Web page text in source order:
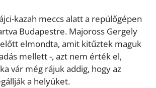
kazah meccs alatt a repülőgépen
Budapestre. Majoross Gergely
elmondta, amit kitűztek maguk
mellett -, azt nem érték el,
vár még rájuk addig, hogy az
a helyüket.